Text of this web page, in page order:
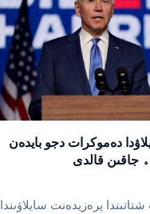
دەموكرات دجو بايدەن
قالدى
پرەزيدەنت سايلاۋىندا